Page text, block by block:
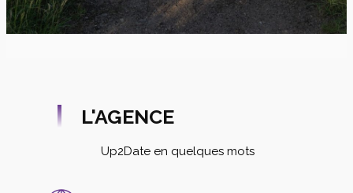
L'AGENCE
Up2Date en quelques mots